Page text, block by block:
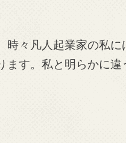
時々凡人起業家の私
ます。私と明らかに